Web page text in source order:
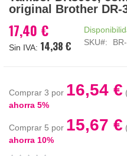
comienzo
la
galería
original Brother DR-
17,40 €
14,38 €
SKU
Comprar 3 por 16,54 €
ahorra 5%
Comprar 5 por 15,67 €
ahorra 10%